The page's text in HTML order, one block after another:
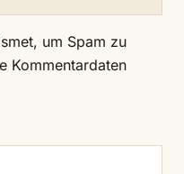
um Spam zu
Kommentardaten